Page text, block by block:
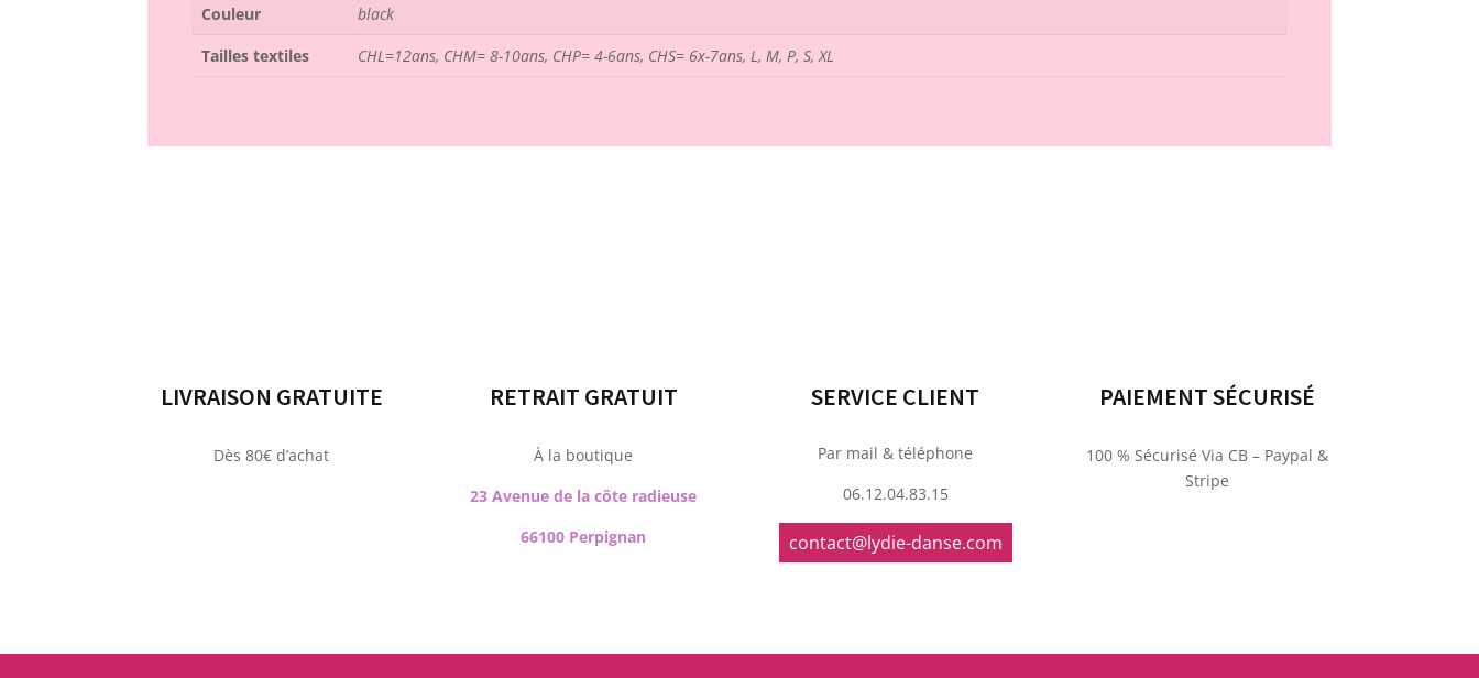
Couleur
black
Tailles textiles
CHL=12ans, CHM= 8-10ans, CHP= 4-6ans, CHS= 6x-7ans, L, M, P, S, XL
LIVRAISON GRATUITE
Dès 80€ d’achat
RETRAIT GRATUIT
À la boutique
23 Avenue de la côte radieuse
66100 Perpignan
SERVICE CLIENT
Par mail & téléphone
06.12.04.83.15
contact@lydie-danse.com
PAIEMENT SÉCURISÉ
100 % Sécurisé Via CB – Paypal &
Stripe